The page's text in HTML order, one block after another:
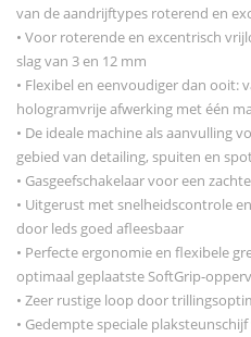
van de aandrijftypes roterend en
• Voor roterende en excentrisch
slag van 3 en 12 mm
• Flexibel en eenvoudiger dan ooit:
hologramvrije afwerking met één
• De ideale machine als aanvulling
gebied van detailing, spuiten en
• Gasgeefschakelaar voor een
• Uitgerust met snelheidscontrole
door leds goed afleesbaar
• Perfecte ergonomie en flexibele
optimaal geplaatste SoftGrip-
• Zeer rustige loop door
• Gedempte speciale